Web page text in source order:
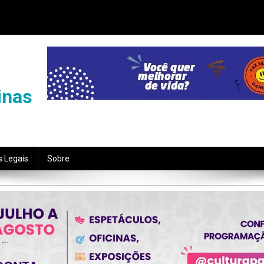
Legais Sobre